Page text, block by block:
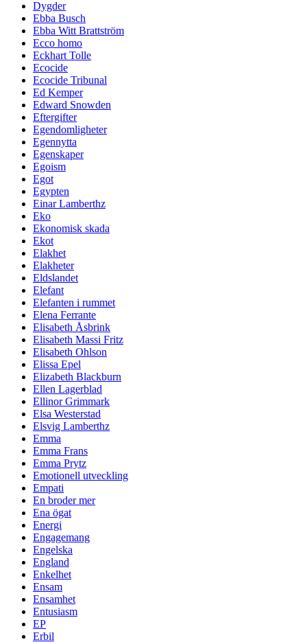
Dygder
Ebba Busch
Ebba Witt Brattström
Ecco homo
Eckhart Tolle
Ecocide
Ecocide Tribunal
Ed Kemper
Edward Snowden
Eftergifter
Egendomligheter
Egennytta
Egenskaper
Egoism
Egot
Egypten
Einar Lamberthz
Eko
Ekonomisk skada
Ekot
Elakhet
Elakheter
Eldslandet
Elefant
Elefanten i rummet
Elena Ferrante
Elisabeth Åsbrink
Elisabeth Massi Fritz
Elisabeth Ohlson
Elissa Epel
Elizabeth Blackburn
Ellen Lagerblad
Ellinor Grimmark
Elsa Westerstad
Elsvig Lamberthz
Emma
Emma Frans
Emma Prytz
Emotionell utveckling
Empati
En broder mer
Ena ögat
Energi
Engagemang
Engelska
England
Enkelhet
Ensam
Ensamhet
Entusiasm
EP
Erbil